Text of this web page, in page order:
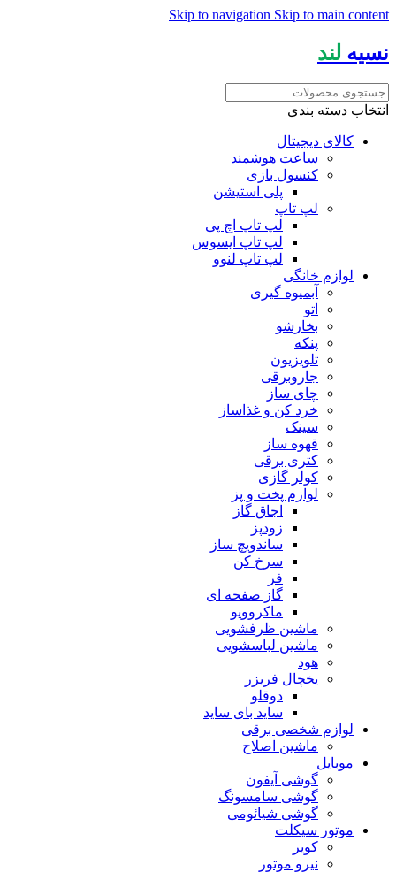
Skip to navigation Skip to main content
نسیه لند
انتخاب دسته بندی
کالای دیجیتال
ساعت هوشمند
کنسول بازی
پلی استیشن
لپ تاپ
لپ تاپ اچ پی
لپ تاپ ایسوس
لپ تاپ لنوو
لوازم خانگی
آبمیوه گیری
اتو
بخارشو
پنکه
تلویزیون
جاروبرقی
چای ساز
خرد کن و غذاساز
سینک
قهوه ساز
کتری برقی
کولر گازی
لوازم پخت و پز
اجاق گاز
زودپز
ساندویچ ساز
سرخ کن
فر
گاز صفحه ای
ماکروویو
ماشین ظرفشویی
ماشین لباسشویی
هود
یخچال فریزر
دوقلو
ساید بای ساید
لوازم شخصی برقی
ماشین اصلاح
موبایل
گوشی آیفون
گوشی سامسونگ
گوشی شیائومی
موتور سیکلت
کویر
نیرو موتور